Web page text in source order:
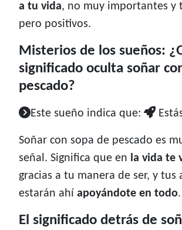
a tu vida, no muy importantes y
pero positivos.
Misterios de los sueños:
significado oculta soñar
pescado?
Este sueño indica que:
Soñar con sopa de pescado es
señal. Significa que en la vida te
gracias a tu manera de ser, y tus
estarán ahí apoyándote en todo.
El significado detrás de